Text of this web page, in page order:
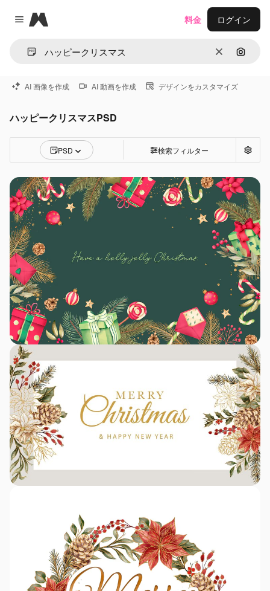
Close menu
Magnific
消去 画像で
料金 ログイン
AI 画像を作成 AI 動画を作成 デザインをカスタマイズ
ハッピークリスマスPSD
PSD 検索フィルター